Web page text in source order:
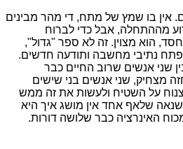
אין בו שמץ של מתח, די מהר מבינים
מההתחלה, אבל כדי לברוח
הוא מצוין. זה לא ספר "גדול",
נתיבי מחשבה ותודעה חדשים.
שני אנשים שרוב החיים כבר
מצחיק, שני אנשים בני שישים
על השטיח ולעשות את זה ממש
שלאף אחד אין מושג איך היא
האינרציה כבר שלושה דורות.